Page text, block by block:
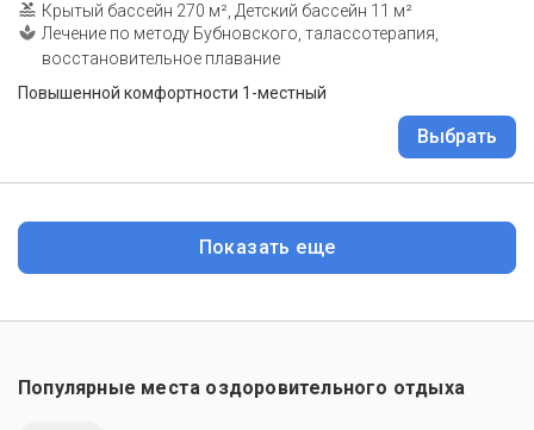
Крытый бассейн 270 м², Детский бассейн 11 м²
Лечение по методу Бубновского, талассотерапия,
восстановительное плавание
Повышенной комфортности 1-местный
Выбрать
Показать еще
Популярные места оздоровительного отдыха